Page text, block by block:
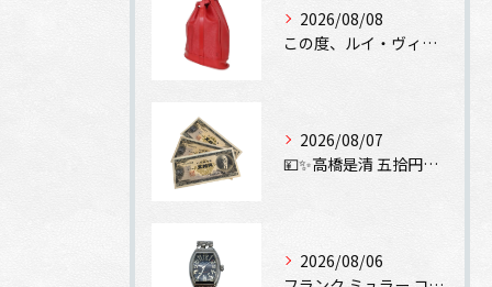
2026/08/08
この度、ルイ・ヴィトン エピ ランドネPMをお買取りさせてい...
2026/08/07
💴✨高橋是清 五拾円紙幣をお買取りさせていただきました✨💴
2026/08/06